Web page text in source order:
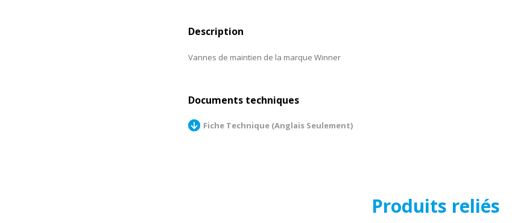
Description
Vannes de maintien de la marque Winner
Documents techniques
Fiche Technique (Anglais Seulement)
Produits reliés